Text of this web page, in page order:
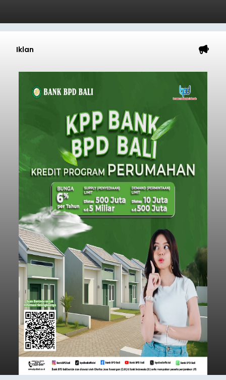
Iklan